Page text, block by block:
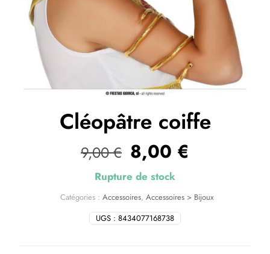
Cléopâtre coiffe
9,00€ 8,00 €
Rupture de stock
UGS : 8434077168738
Catégories : Accessoires, Accessoires > Bijoux